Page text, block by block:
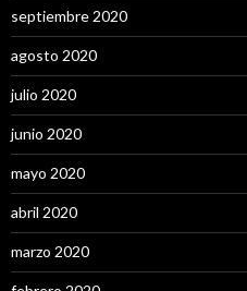
septiembre 2020
agosto 2020
julio 2020
junio 2020
mayo 2020
abril 2020
marzo 2020